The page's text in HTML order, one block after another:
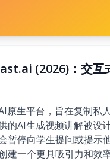
(2026)：交互
原生平台，旨在复制私
的AI生成视频讲解被设
暂停向学生提问或提示
建一个更具吸引力和效